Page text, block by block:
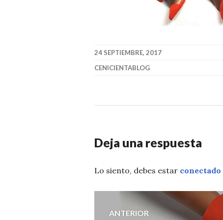
24 SEPTIEMBRE, 2017
CENICIENTABLOG
Deja una respuesta
Lo siento, debes estar conectado
Navegación
ANTERIOR